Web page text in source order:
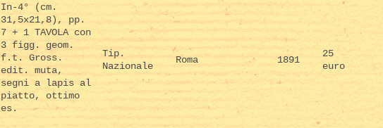
In-4° (cm.
31,5x21,8), pp.
7 + 1 TAVOLA con
3 figg. geom.
f.t. Gross.
edit. muta,
segni a lapis al
piatto, ottimo
es.
Tip.
Nazionale
Roma 1891
25
euro